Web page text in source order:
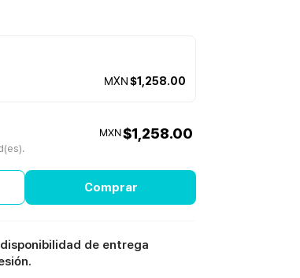
MXN$1,258.00
MXN$1,258.00
Comprar
de entrega